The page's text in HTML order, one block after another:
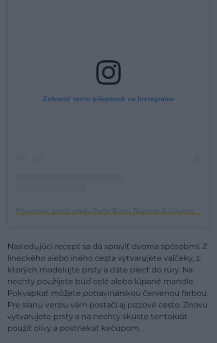
Zobraziť tento príspevok na Instagrame
Nasledujúci recept sa dá spraviť dvoma spôsobmi. Z
lineckého alebo iného cesta vytvarujete valčeky, z
ktorých modelujte prsty a dáte piecť do rúry. Na
nechty použijete buď celé alebo lúpané mandle.
Pokvapkať môžete potravinárskou červenou farbou.
Pre slanú verziu vám postačí aj pizzové cesto. Znovu
vytvarujete prsty a na nechty skúste tentokrát
použiť olivy a postriekať kečupom.